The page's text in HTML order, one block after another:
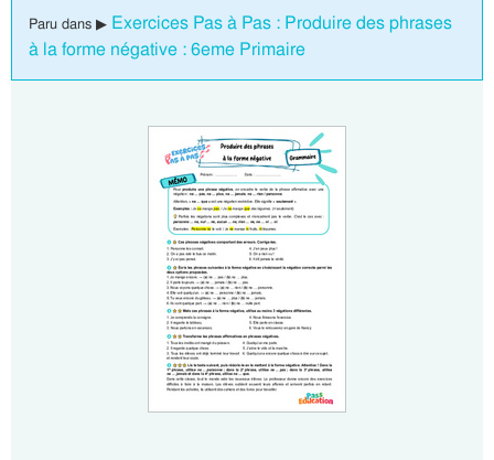
Paru dans ▶ Exercices Pas à Pas : Produire des phrases
à la forme négative : 6eme Primaire